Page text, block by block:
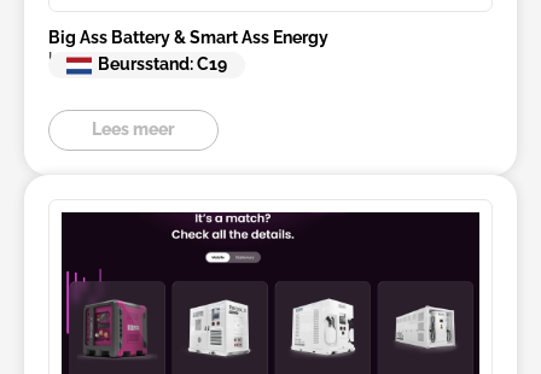
Big Ass Battery & Smart Ass Energy
Load Commander
Beursstand: C19
Lees meer